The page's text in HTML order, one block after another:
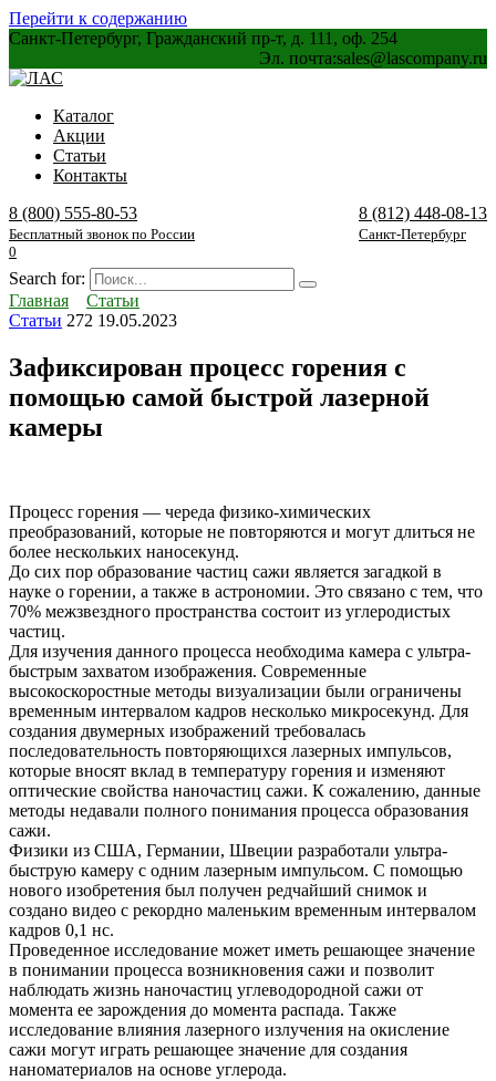
Перейти к содержанию
Санкт-Петербург, Гражданский пр-т, д. 111, оф. 254
Эл. почта:sales@lascompany.ru
Каталог
Акции
Статьи
Контакты
8 (800) 555-80-53
Бесплатный звонок по России
8 (812) 448-08-13
Санкт-Петербург
0
Search for:
Главная
Статьи
Статьи 272 19.05.2023
Зафиксирован процесс горения с
помощью самой быстрой лазерной
камеры
Процесс горения — череда физико-химических
преобразований, которые не повторяются и могут длиться не
более нескольких наносекунд.
До сих пор образование частиц сажи является загадкой в
науке о горении, а также в астрономии. Это связано с тем, что
70% межзвездного пространства состоит из углеродистых
частиц.
Для изучения данного процесса необходима камера с ультра-
быстрым захватом изображения. Современные
высокоскоростные методы визуализации были ограничены
временным интервалом кадров несколько микросекунд. Для
создания двумерных изображений требовалась
последовательность повторяющихся лазерных импульсов,
которые вносят вклад в температуру горения и изменяют
оптические свойства наночастиц сажи. К сожалению, данные
методы недавали полного понимания процесса образования
сажи.
Физики из США, Германии, Швеции разработали ультра-
быструю камеру с одним лазерным импульсом. С помощью
нового изобретения был получен редчайший снимок и
создано видео с рекордно маленьким временным интервалом
кадров 0,1 нс.
Проведенное исследование может иметь решающее значение
в понимании процесса возникновения сажи и позволит
наблюдать жизнь наночастиц углеводородной сажи от
момента ее зарождения до момента распада. Также
исследование влияния лазерного излучения на окисление
сажи могут играть решающее значение для создания
наноматериалов на основе углерода.